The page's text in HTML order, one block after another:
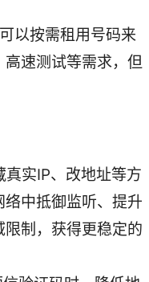
以按需租用号码来
速测试等需求，但
实IP、改地址等方
中抵御监听、提升
制，获得更稳定的